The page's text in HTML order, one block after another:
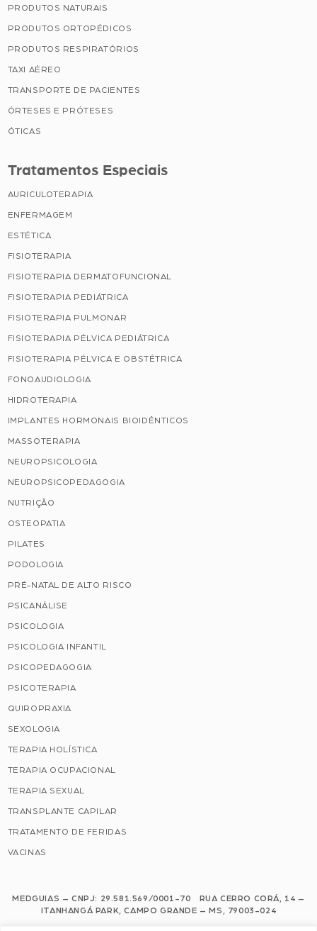
PRODUTOS NATURAIS
PRODUTOS ORTOPÉDICOS
PRODUTOS RESPIRATÓRIOS
TAXI AÉREO
TRANSPORTE DE PACIENTES
ÓRTESES E PRÓTESES
ÓTICAS
Tratamentos Especiais
AURICULOTERAPIA
ENFERMAGEM
ESTÉTICA
FISIOTERAPIA
FISIOTERAPIA DERMATOFUNCIONAL
FISIOTERAPIA PEDIÁTRICA
FISIOTERAPIA PULMONAR
FISIOTERAPIA PÉLVICA PEDIÁTRICA
FISIOTERAPIA PÉLVICA E OBSTÉTRICA
FONOAUDIOLOGIA
HIDROTERAPIA
IMPLANTES HORMONAIS BIOIDÊNTICOS
MASSOTERAPIA
NEUROPSICOLOGIA
NEUROPSICOPEDAGOGIA
NUTRIÇÃO
OSTEOPATIA
PILATES
PODOLOGIA
PRÉ-NATAL DE ALTO RISCO
PSICANÁLISE
PSICOLOGIA
PSICOLOGIA INFANTIL
PSICOPEDAGOGIA
PSICOTERAPIA
QUIROPRAXIA
SEXOLOGIA
TERAPIA HOLÍSTICA
TERAPIA OCUPACIONAL
TERAPIA SEXUAL
TRANSPLANTE CAPILAR
TRATAMENTO DE FERIDAS
VACINAS
MEDGUIAS – CNPJ: 29.581.569/0001-70 RUA CERRO CORÁ, 14 –
ITANHANGÁ PARK, CAMPO GRANDE – MS, 79003-024